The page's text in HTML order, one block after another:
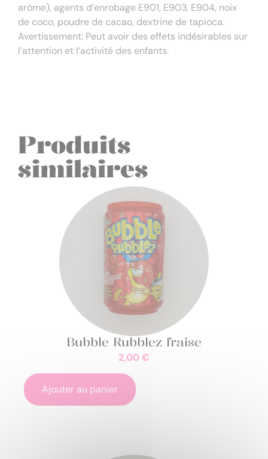
arôme), agents d’enrobage E901, E903, E904, noix
de coco, poudre de cacao, dextrine de tapioca.
Avertissement: Peut avoir des effets indésirables sur
l’attention et l’activité des enfants.
Produits
similaires
Bubble Rubblez fraise
2,00€
Ajouter au panier